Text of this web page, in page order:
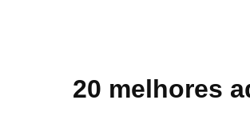
20 melhores